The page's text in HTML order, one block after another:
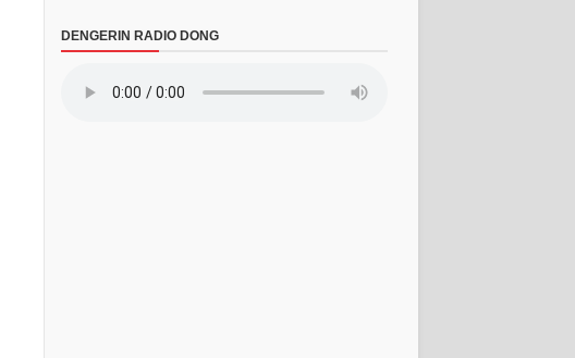
DENGERIN RADIO DONG